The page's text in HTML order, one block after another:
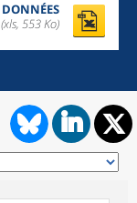
DONNÉES
(xls, 553 Ko)